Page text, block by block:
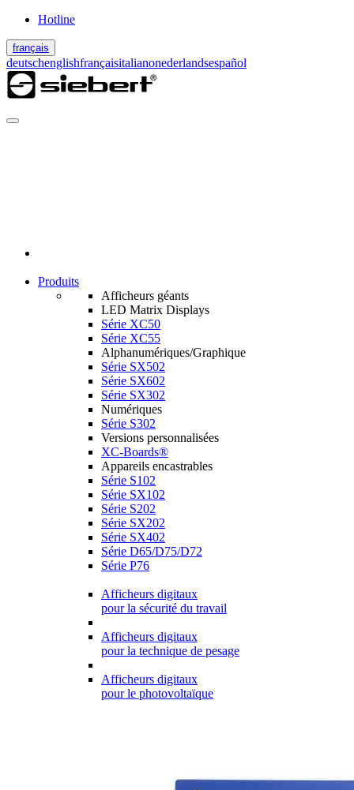
Hotline
français
deutschenglishfrançaisitalianonederlandsespañol
Produits
Afficheurs géants
LED Matrix Displays
Série XC50
Série XC55
Alphanumériques/Graphique
Série SX502
Série SX602
Série SX302
Numériques
Série S302
Versions personnalisées
XC-Boards®
Appareils encastrables
Série S102
Série SX102
Série S202
Série SX202
Série SX402
Série D65/D75/D72
Série P76
Afficheurs digitaux
pour la sécurité du travail
Afficheurs digitaux
pour la technique de pesage
Afficheurs digitaux
pour le photovoltaïque